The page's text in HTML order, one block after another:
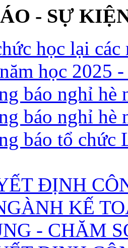
- SỰ
học lại
học 2025
báo nghỉ hè
báo nghỉ hè
báo tổ chức
ĐỊNH
KẾ
- CHĂM